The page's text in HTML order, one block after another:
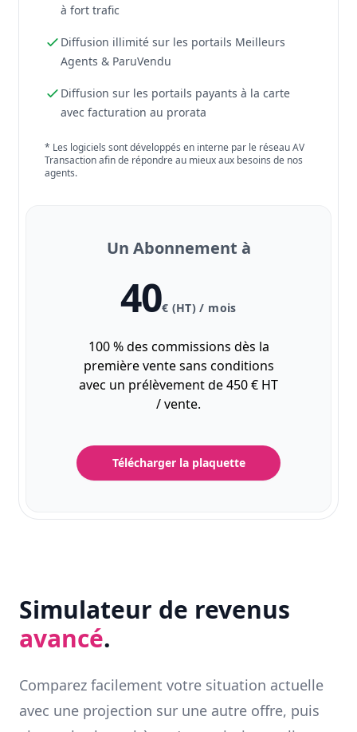
à fort trafic
Diffusion illimité sur les portails Meilleurs
Agents & ParuVendu
Diffusion sur les portails payants à la carte
avec facturation au prorata
* Les logiciels sont développés en interne par le réseau AV
Transaction afin de répondre au mieux aux besoins de nos
agents.
Un Abonnement à
40€ (HT) / mois
100 % des commissions dès la
première vente sans conditions
avec un prélèvement de 450 € HT
/ vente.
Télécharger la plaquette
Simulateur de revenus
avancé.
Comparez facilement votre situation actuelle
avec une projection sur une autre offre, puis